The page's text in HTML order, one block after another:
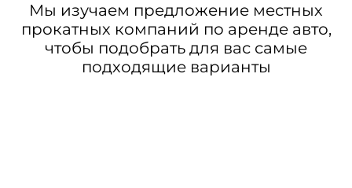
Мы изучаем предложение местных
прокатных компаний по аренде авто,
чтобы подобрать для вас самые
подходящие варианты